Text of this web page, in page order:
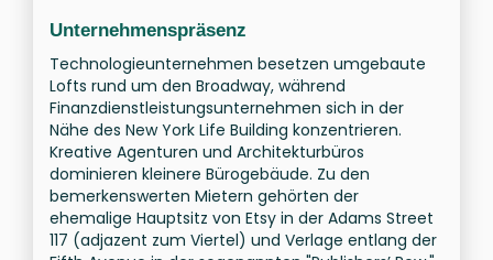
Unternehmenspräsenz
Technologieunternehmen besetzen umgebaute
Lofts rund um den Broadway, während
Finanzdienstleistungsunternehmen sich in der
Nähe des New York Life Building konzentrieren.
Kreative Agenturen und Architekturbüros
dominieren kleinere Bürogebäude. Zu den
bemerkenswerten Mietern gehörten der
ehemalige Hauptsitz von Etsy in der Adams Street
117 (adjazent zum Viertel) und Verlage entlang der